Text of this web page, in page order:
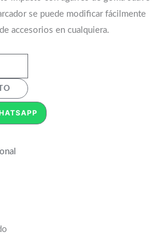
se puede modificar fácilmente
accesorios en cualquiera.